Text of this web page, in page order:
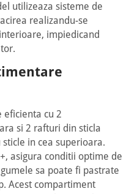
utilizeaza sisteme de
realizandu-se
impiedicand
eficienta cu 2
si 2 rafturi din sticla
in cea superioara.
asigura conditii optime de
sa poate fi pastrate
Acest compartiment